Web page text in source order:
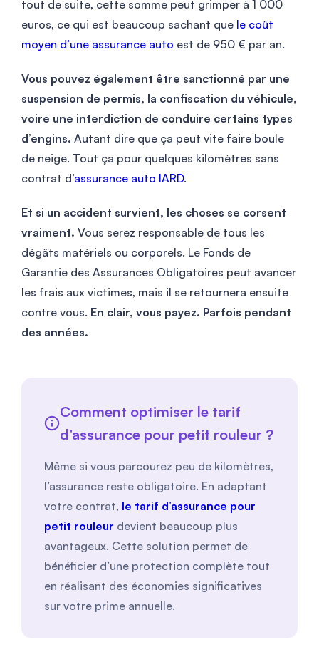
tout de suite, cette somme peut grimper à 1 000
euros, ce qui est beaucoup sachant que le coût
moyen d’une assurance auto est de 950 € par an.
Vous pouvez également être sanctionné par une
suspension de permis, la confiscation du véhicule,
voire une interdiction de conduire certains types
d’engins. Autant dire que ça peut vite faire boule
de neige. Tout ça pour quelques kilomètres sans
contrat d’assurance auto IARD.
Et si un accident survient, les choses se corsent
vraiment. Vous serez responsable de tous les
dégâts matériels ou corporels. Le Fonds de
Garantie des Assurances Obligatoires peut avancer
les frais aux victimes, mais il se retournera ensuite
contre vous. En clair, vous payez. Parfois pendant
des années.
Comment optimiser le tarif
d’assurance pour petit rouleur ?
Même si vous parcourez peu de kilomètres,
l’assurance reste obligatoire. En adaptant
votre contrat, le tarif d’assurance pour
petit rouleur devient beaucoup plus
avantageux. Cette solution permet de
bénéficier d’une protection complète tout
en réalisant des économies significatives
sur votre prime annuelle.